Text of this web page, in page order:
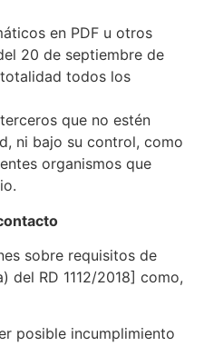
en PDF u otros
20 de septiembre de
todos los
que no estén
ni bajo su control, como
organismos que
sobre requisitos de
del RD 1112/2018] como,
posible incumplimiento